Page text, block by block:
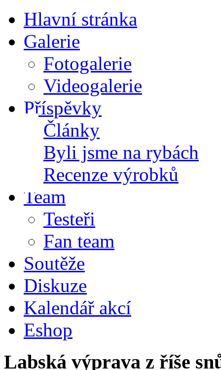
Hlavní stránka
Galerie
Fotogalerie
Videogalerie
Příspěvky
Články
Byli jsme na rybách
Recenze výrobků
Team
Testeři
Fan team
Soutěže
Diskuze
Kalendář akcí
Eshop
Labská výprava z říše